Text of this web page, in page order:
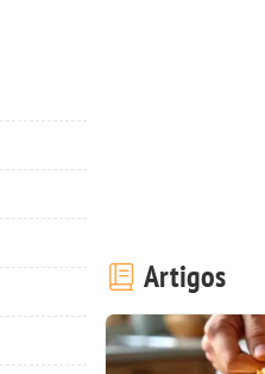
Artigos